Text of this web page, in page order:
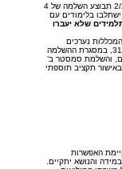
חלופה א’: במהלך סמסטר א’ למשתחררים ממילואים עד 2/2/2024 תבוצע השלמה של 4
ישתלבו בלימודים עם
שלא יעברו
3/2024, מה”ט ופורום המכללות נערכים
לאפשרות השלמת לימודים מקוונת ברמה ארצית החל מ-31/3/2024, במסגרת ההשלמה
והשלמת סמסטר ב’
תקציב תוספתי
האפשרות
והנושא יתקיים.